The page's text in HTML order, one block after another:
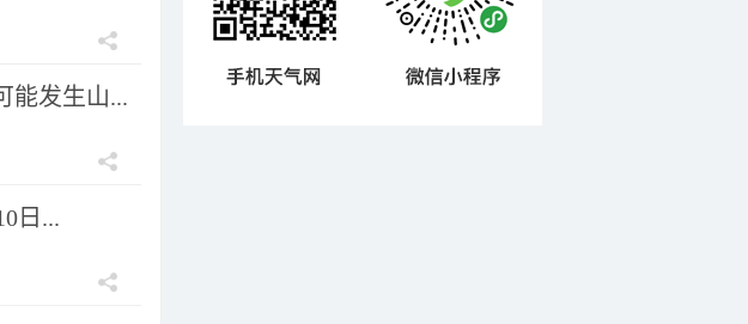
能发生山...
日...